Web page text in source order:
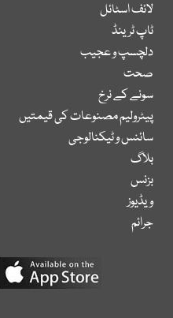
لائف اسٹائل
ٹاپ ٹرینڈ
دلچسپ و عجیب
صحت
سونے کے نرخ
پیٹرولیم مصنوعات کی قیمتیں
سائنس و ٹیکنالوجی
بلاگ
بزنس
ویڈیوز
جرائم